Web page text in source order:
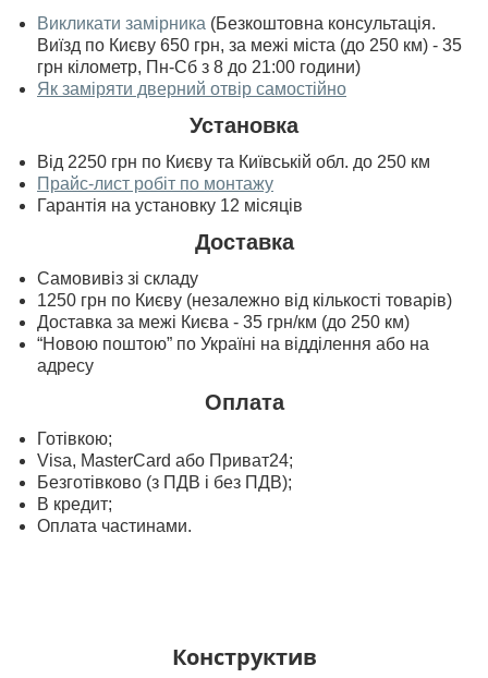
Викликати замірника (Безкоштовна консультація.
Виїзд по Києву 650 грн, за межі міста (до 250 км) - 35
грн кілометр, Пн-Сб з 8 до 21:00 години)
Як заміряти дверний отвір самостійно
Установка
Від 2250 грн по Києву та Київській обл. до 250 км
Прайс-лист робіт по монтажу
Гарантія на установку 12 місяців
Доставка
Самовивіз зі складу
1250 грн по Києву (незалежно від кількості товарів)
Доставка за межі Києва - 35 грн/км (до 250 км)
“Новою поштою” по Україні на відділення або на
адресу
Оплата
Готівкою;
Visa, MasterСard або Приват24;
Безготівково (з ПДВ і без ПДВ);
В кредит;
Оплата частинами.
Конструктив